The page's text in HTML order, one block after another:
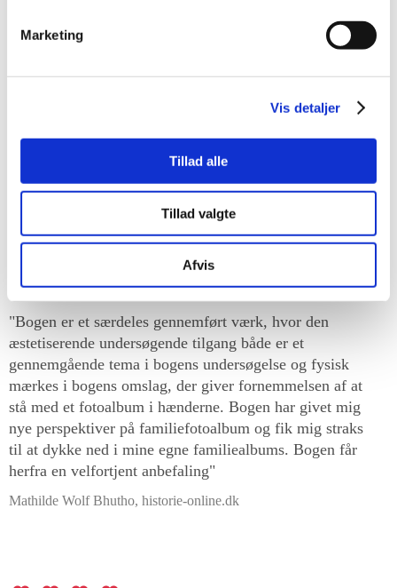
Marketing
Vis detaljer
Tillad alle
Tillad valgte
Afvis
FRA INSTAMATIC TIL
INSTAGRAM –
FAMILIEALBUMMETS
FORTÆLLINGER
"Sandbye evner at beskrive, hvordan fotografiet har
været en væsentlig del af vores kultur siden midten af
1800-tallet"
"Bogen er et særdeles gennemført værk, hvor den
æstetiserende undersøgende tilgang både er et
gennemgående tema i bogens undersøgelse og fysisk
mærkes i bogens omslag, der giver fornemmelsen af at
stå med et fotoalbum i hænderne. Bogen har givet mig
nye perspektiver på familiefotoalbum og fik mig straks
til at dykke ned i mine egne familiealbums. Bogen får
herfra en velfortjent anbefaling"
Mathilde Wolf Bhutho, historie-online.dk